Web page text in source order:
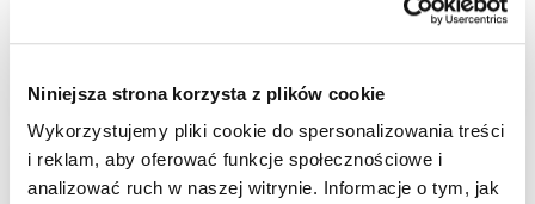
Niniejsza strona korzysta z plików cookie
Wykorzystujemy pliki cookie do spersonalizowania treści
i reklam, aby oferować funkcje społecznościowe i
analizować ruch w naszej witrynie. Informacje o tym, jak
LOKALIZACJA